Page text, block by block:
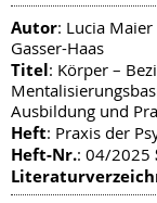
Autor: Lucia
Gasser-Haas
Titel: Körper –
Ausbildung und
Heft: Praxis der
Heft-Nr.: 04/2025